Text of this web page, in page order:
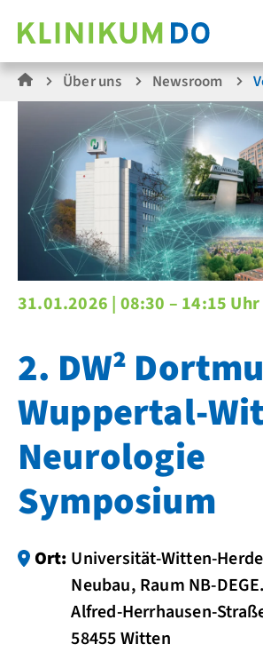
Über uns Newsroom
31.01.2026 | 08:30 – 14:15 Uhr
2. DW²
Wuppertal-
Neurologie
Symposium
Ort: Universität-Witten-
Neubau, Raum NB-
Alfred-Herrhausen-
58455 Witten